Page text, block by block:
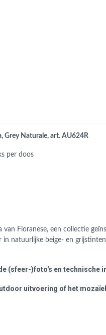
Grey Naturale, art. AU624R
per doos
van Fioranese, een collectie
natuurlijke beige- en
(sfeer-)foto's en technische
uitvoering of het